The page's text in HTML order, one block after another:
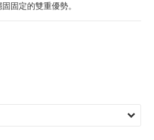
固定的雙重優勢。